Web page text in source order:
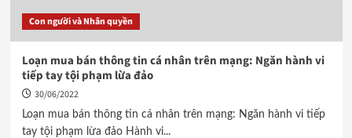
Con người và Nhân quyền
Loạn mua bán thông tin cá nhân trên mạng: Ngăn hành vi
tiếp tay tội phạm lừa đảo
30/06/2022
Loạn mua bán thông tin cá nhân trên mạng: Ngăn hành vi tiếp
tay tội phạm lừa đảo Hành vi...